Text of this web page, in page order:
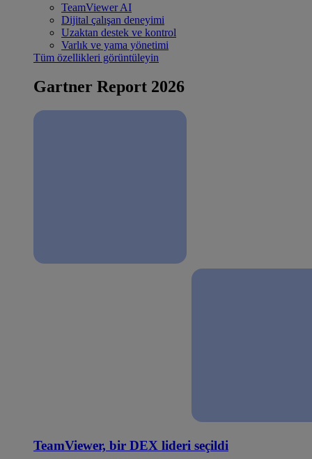
TeamViewer AI
Dijital çalışan deneyimi
Uzaktan destek ve kontrol
Varlık ve yama yönetimi
Tüm özellikleri görüntüleyin
Gartner Report 2026
TeamViewer, bir DEX lideri seçildi